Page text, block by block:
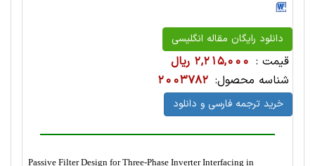
دانلود رایگان مقاله انگلیسی
قیمت : 2,215,000 ریال
شناسه محصول: 2003782
خرید ترجمه فارسی و دانلود
Passive Filter Design for Three-Phase Inverter Interfacing in